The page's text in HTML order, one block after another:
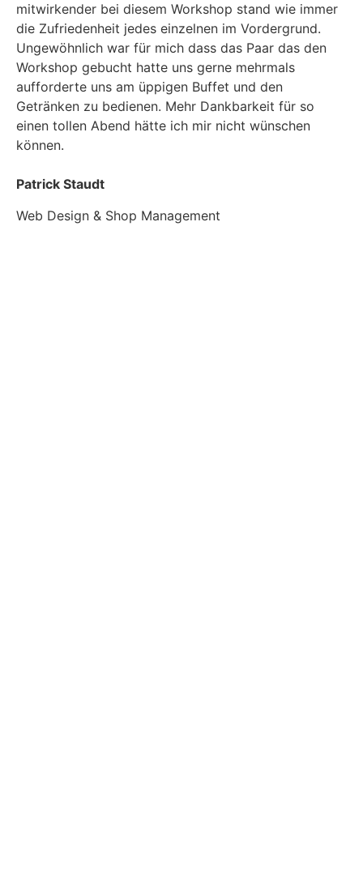
mitwirkender bei diesem Workshop stand wie immer
die Zufriedenheit jedes einzelnen im Vordergrund.
Ungewöhnlich war für mich dass das Paar das den
Workshop gebucht hatte uns gerne mehrmals
aufforderte uns am üppigen Buffet und den
Getränken zu bedienen. Mehr Dankbarkeit für so
einen tollen Abend hätte ich mir nicht wünschen
können.
Patrick Staudt
Web Design & Shop Management